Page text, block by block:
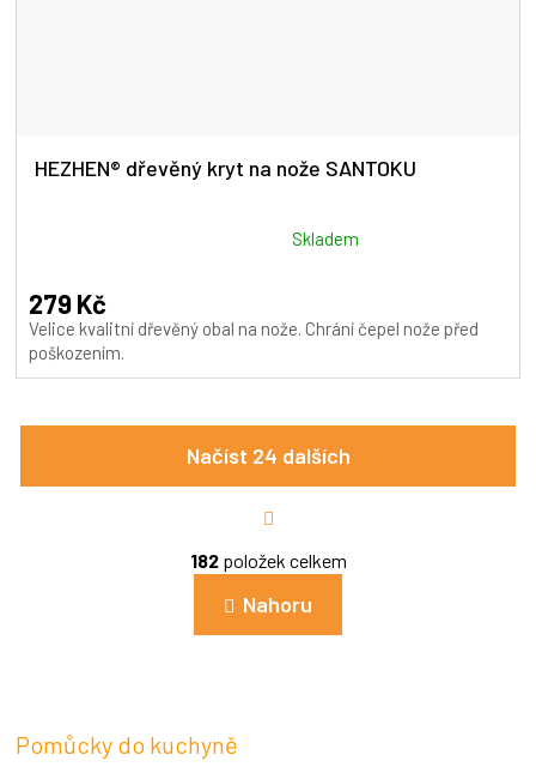
HEZHEN® dřevěný kryt na nože SANTOKU
produktu
je
5,0
hvězdiček.
Skladem
279 Kč
Velice kvalitní dřevěný obal na nože. Chrání čepel nože před
poškozením.
v
á
d
Načíst 24 dalších
t
á
n
k
o
v
182položek celkem
Nahoru
Pomůcky do kuchyně